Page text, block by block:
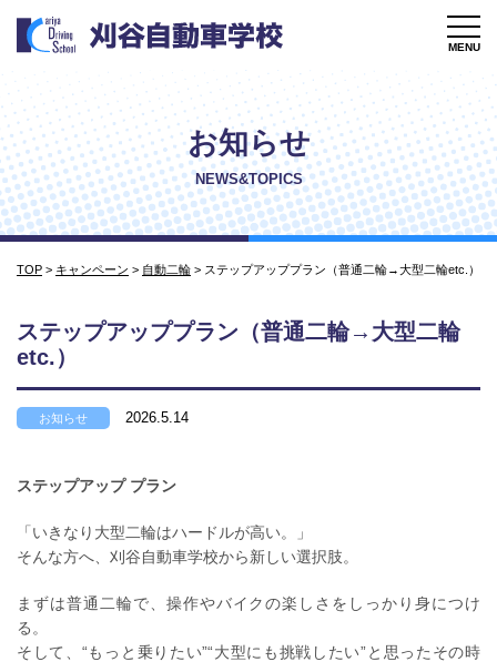
MENU
お知らせ
NEWS&TOPICS
TOP > キャンペーン > 自動二輪 > ステップアッププラン（普通二輪→大型二輪etc.）
ステップアッププラン（普通二輪→大型二輪
etc.）
お知らせ 2026.5.14
ステップアップ プラン
「いきなり大型二輪はハードルが高い。」
そんな方へ、刈谷自動車学校から新しい選択肢。
まずは普通二輪で、操作やバイクの楽しさをしっかり身につけ
る。
そして、“もっと乗りたい”“大型にも挑戦したい”と思ったその時